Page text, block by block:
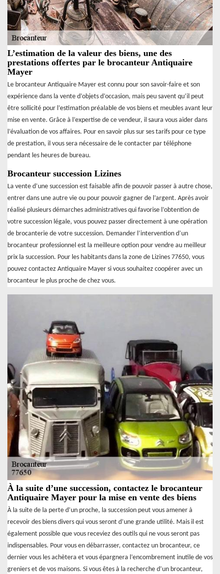
L’estimation de la valeur des biens, une des
prestations offertes par le brocanteur Antiquaire
Mayer
Le brocanteur Antiquaire Mayer est connu pour son savoir-faire et son
expérience dans la vente d’objets d’occasion, mais peu savent qu’il peut
être sollicité pour l’estimation préalable de vos biens et meubles avant leur
mise en vente. Grâce à l’expertise de ce vendeur, il saura vous aider dans
l’évaluation de vos affaires. Pour en savoir plus sur ses tarifs pour ce type
de prestation, il vous sera nécessaire de le contacter par téléphone
pendant les heures de bureau.
Brocanteur succession Lizines
La vente d’une succession est faisable afin de pouvoir passer à autre chose,
entrer dans une autre vie ou pour pouvoir gagner de l’argent. Après avoir
réalisé plusieurs démarches administratives qui favorise l’obtention de
votre succession légale, vous pouvez passer directement à une opération
de brocanterie de votre succession. Demander l’intervention d’un
brocanteur professionnel est la meilleure option pour vendre au meilleur
prix la succession. Pour les habitants dans la zone de Lizines 77650, vous
pouvez contactez Antiquaire Mayer si vous souhaitez coopérer avec un
brocanteur le plus proche de chez vous.
À la suite d’une succession, contactez le brocanteur
Antiquaire Mayer pour la mise en vente des biens
À la suite de la perte d’un proche, la succession peut vous amener à
recevoir des biens divers qui vous seront d’une grande utilité. Mais il est
également possible que vous receviez des outils qui ne vous seront pas
indispensables. Pour vous en débarrasser, contactez un brocanteur, ce
dernier vous les achètera et vous épargnera l’encombrement inutile de vos
greniers et de vos maisons. Si vous êtes à la recherche d’un brocanteur,